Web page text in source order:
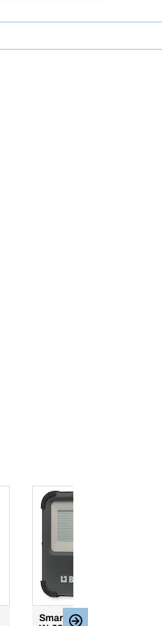
Smart LED reflektor, 80